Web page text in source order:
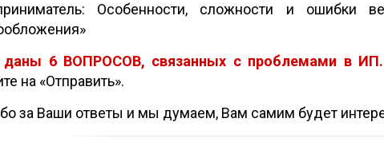
Особенности, сложности и ошибки
6 ВОПРОСОВ, связанных с проблемами в ИП.
на «Отправить».
за Ваши ответы и мы думаем, Вам самим будет